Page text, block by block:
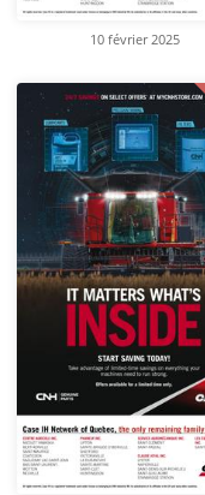
10 février 2025